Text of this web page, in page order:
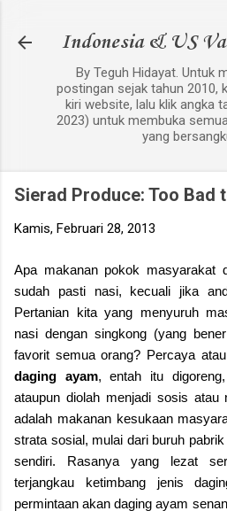
Indonesia & US
By Teguh Hidayat. Untuk
postingan sejak tahun 2010,
kiri website, lalu klik angka
2023) untuk membuka
yang
Sierad Produce: Too Bad
Kamis, Februari 28, 2013
Apa makanan pokok masyarakat
sudah pasti nasi, kecuali jika
Pertanian kita yang menyuruh
nasi dengan singkong (yang
favorit semua orang? Percaya
daging ayam, entah itu
ataupun diolah menjadi sosis atau
adalah makanan kesukaan
strata sosial, mulai dari buruh
sendiri. Rasanya yang lezat
terjangkau ketimbang jenis
permintaan akan daging ayam